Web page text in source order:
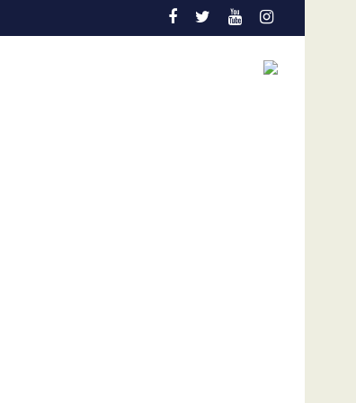
es la gran aliada para salvar vidas